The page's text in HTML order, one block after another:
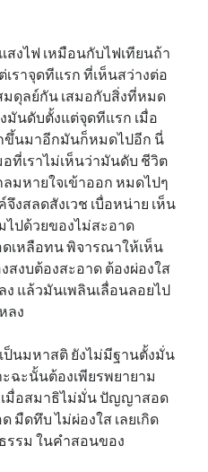
งไฟ เหมือนกับไฟเทียนถ้า
ราจุดทีแรก ที่เห็นสว่างต่อ
มดุลย์กัน เสมอกับสิ่งที่หมด
มันดับตั้งแต่จุดทีแรก เมื่อ
ขึ้นมาอีกมันก็หมดไปอีก นี่
ที่เราไม่เห็นว่ามันดับ ชีวิต
มหายใจเข้าออก หมดไปๆ
งสลดสังเวช เบื่อหน่าย เห็น
ไปด้วยของไม่สะอาด
เหลือทน พิจารณาให้เห็น
สงบต้องสะอาด ต้องผ่องใส
แล้วมันเพลินเลื่อนลอยไป
ลง
ป็นมหาสติ ยังไม่มีฐานตั้งมั่น
ฉะนั้นต้องเพียรพยายาม
เมื่อสมาธิไม่มั่น ปัญญาสอด
มืดทึบ ไม่ผ่องใส เลยเกิด
รรม ในคำสอนของ